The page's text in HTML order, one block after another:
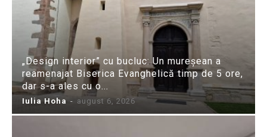
„Design interior” cu bucluc: Un mureșean a
reamenajat Biserica Evanghelică timp de 5 ore,
dar s-a ales cu o...
Iulia Hoha - august 6, 2026